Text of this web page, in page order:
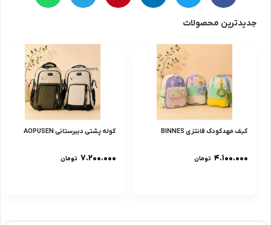
جدیدترین محصولات
کیف مهدکودک فانتزی BINNES
۴.۱۰۰.۰۰۰ تومان
کوله پشتی دبیرستانی AOPUSEN
۷.۲۰۰.۰۰۰ تومان